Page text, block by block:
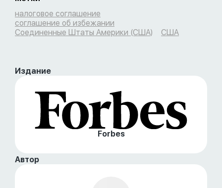
налоговое соглашение
соглашение об избежании
Соединенные Штаты Америки (США)
США
Издание
Forbes
Автор